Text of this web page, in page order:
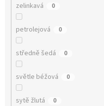
zelinkavá 0
petrolejová 0
středně šedá 0
světle béžová 0
sytě žlutá 0